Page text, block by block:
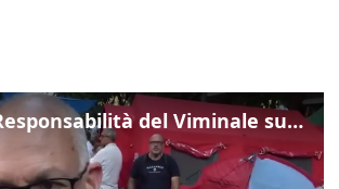
Gualtieri: "Responsabilità del Viminale su Spin Time? La posizione dei partiti è nota"